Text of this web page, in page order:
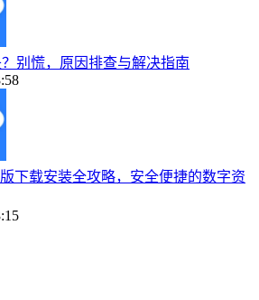
别慌，原因排查与解决指南
下载安装全攻略，安全便捷的数字资